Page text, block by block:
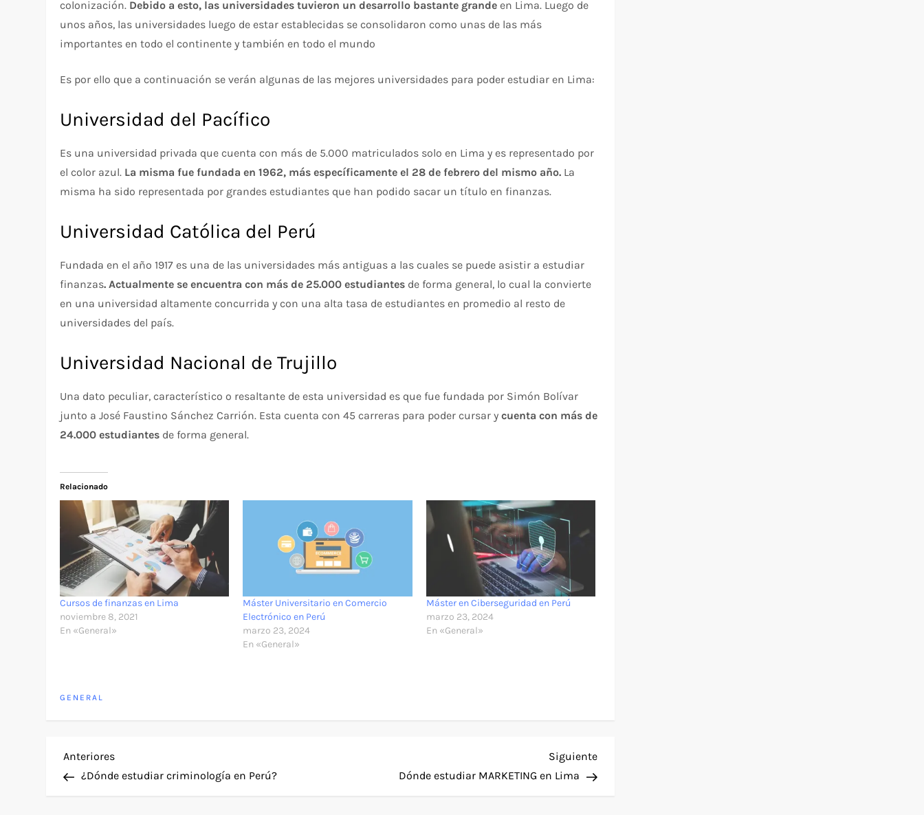
colonización. Debido a esto, las universidades tuvieron un desarrollo bastante grande en Lima. Luego de
unos años, las universidades luego de estar establecidas se consolidaron como unas de las más
importantes en todo el continente y también en todo el mundo
Es por ello que a continuación se verán algunas de las mejores universidades para poder estudiar en Lima:
Universidad del Pacífico
Es una universidad privada que cuenta con más de 5.000 matriculados solo en Lima y es representado por
el color azul. La misma fue fundada en 1962, más específicamente el 28 de febrero del mismo año. La
misma ha sido representada por grandes estudiantes que han podido sacar un título en finanzas.
Universidad Católica del Perú
Fundada en el año 1917 es una de las universidades más antiguas a las cuales se puede asistir a estudiar
finanzas. Actualmente se encuentra con más de 25.000 estudiantes de forma general, lo cual la convierte
en una universidad altamente concurrida y con una alta tasa de estudiantes en promedio al resto de
universidades del país.
Universidad Nacional de Trujillo
Una dato peculiar, característico o resaltante de esta universidad es que fue fundada por Simón Bolívar
junto a José Faustino Sánchez Carrión. Esta cuenta con 45 carreras para poder cursar ycuenta con más de
24.000 estudiantes de forma general.
Relacionado
Cursos de finanzas en Lima
noviembre 8, 2021
En «General»
Máster Universitario en Comercio
Electrónico en Perú
marzo 23, 2024
En «General»
Máster en Ciberseguridad en Perú
marzo 23, 2024
En «General»
GENERAL
N
Entrada
anterior
Anteriores
¿Dónde estudiar criminología en Perú?
Siguiente
entrada
Siguiente
Dónde estudiar MARKETING en Lima